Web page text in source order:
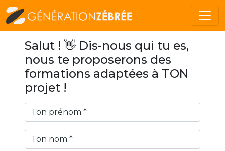
Salut ! 👋 Dis-nous qui tu es,
nous te proposerons des
formations adaptées à TON
projet !